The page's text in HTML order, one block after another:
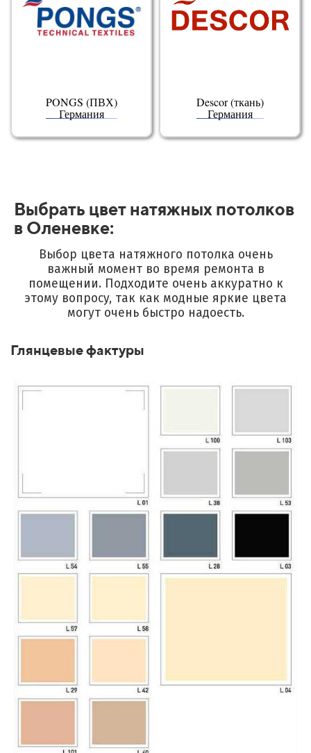
PONGS (ПВХ)
Германия
Descor (ткань)
Германия
Выбрать цвет натяжных потолков
в Оленевке:
Выбор цвета натяжного потолка очень
важный момент во время ремонта в
помещении.Подходите очень аккуратно к
этому вопросу, так как модные яркие цвета
могут очень быстро надоесть.
Глянцевые фактуры